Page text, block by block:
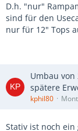
D.h. "nur"
sind für den
nur für 12" Tops
Umbau von
spätere
kphil80
Stativ ist noch ein